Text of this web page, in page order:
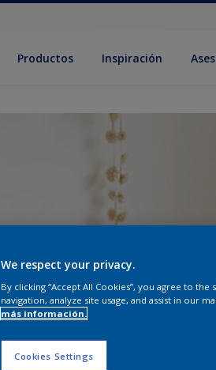
Productos Inspiración
We respect your privacy.
By clicking “Accept All Cookies”, you agree to
navigation, analyze site usage, and assist in our
más información.
Cookies Settings